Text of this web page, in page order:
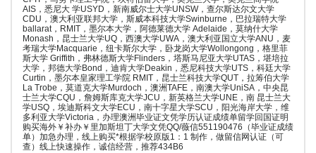
AIS，悉尼大 学USYD，新南威尔士大学UNSW，查尔斯达尔文大学
CDU，澳大利亚联邦大学，斯威本科技大学Swinburne，巴拉瑞特大学
ballarat，RMIT，墨尔本大学，阿德莱德大学 Adelaide，莫纳什大学
Monash，昆士兰大学UQ，西澳大学UWA，澳大利亚国立大学ANU，麦
考瑞大学Macquarie，纽卡斯尔大学，卧龙岗大学Wollongong，格里菲
斯大学 Griffith，弗林德斯大学Flinders，塔斯马尼亚大学UTAS，堪培拉
大学，邦德大学Bond，迪肯大学Deakin，悉尼科技大学UTS，科廷大学
Curtin，墨尔本皇家理工学院 RMIT，昆士兰科技大学QUT，拉筹伯大学
La Trobe，莫道克大学Murdoch，澳洲TAFE，南澳大学UniSA，中央昆
士兰大学CQU，詹姆斯库克大学JCU，新英格兰大学UNE，南 昆士兰大
学USQ，埃迪斯科文大学ECU，南十字星大学SCU，阳光海岸大学，维
多利亚大学Victoria，办理澳洲毕业证文凭学历认证成绩单留学回国证明
购买海外￥补办￥里加斯坦丁大学文凭QQ/薇信551190476（毕业证成绩
单）加急办理，线上购买*根据学校原版1：1 制作，做留信网认证（可
查）线上快速操作，诚信经营，推荐434B6